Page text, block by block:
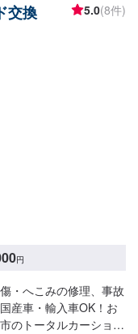
車-----納期について-----
無料の代車をご用
来店時の注意、受付
しください。駐車スペ
ください。ご案内いた
交換 5.0(8件)
円
・へこみの修理、事故
産車・輸入車OK！お
のトータルカーショッ